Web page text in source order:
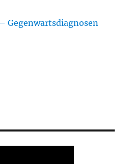
Gegenwartsdiagnosen